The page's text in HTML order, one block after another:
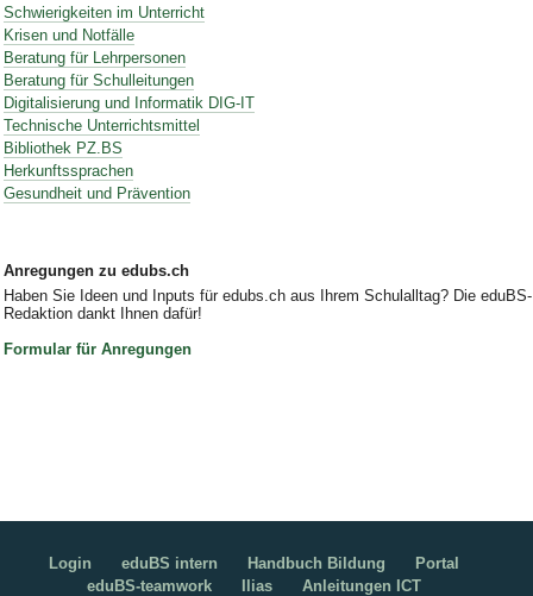
Schwierigkeiten im Unterricht
Krisen und Notfälle
Beratung für Lehrpersonen
Beratung für Schulleitungen
Digitalisierung und Informatik DIG-IT
Technische Unterrichtsmittel
Bibliothek PZ.BS
Herkunftssprachen
Gesundheit und Prävention
Anregungen zu edubs.ch
Haben Sie Ideen und Inputs für edubs.ch aus Ihrem Schulalltag? Die eduBS-
Redaktion dankt Ihnen dafür!
Formular für Anregungen
Login eduBS intern Handbuch Bildung
Portal
eduBS-teamwork
Ilias Anleitungen ICT